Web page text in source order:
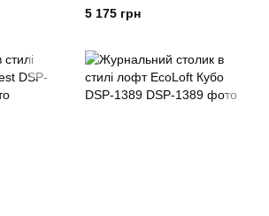
5 175 грн